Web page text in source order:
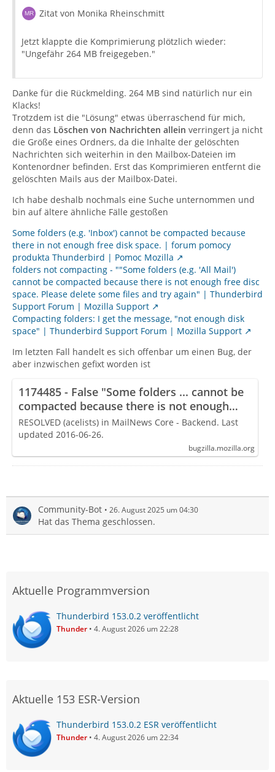
Zitat von Monika Rheinschmitt
Jetzt klappte die Komprimierung plötzlich wieder:
"Ungefähr 264 MB freigegeben."
Danke für die Rückmelding. 264 MB sind natürlich nur ein
Klacks!
Trotzdem ist die "Lösung" etwas überraschend für mich,
denn das Löschen von Nachrichten allein verringert ja nicht
die Größe eines Ordners, da die Inhalte der gelöschten
Nachrichten sich weiterhin in den Mailbox-Dateien im
Kontenordner befinden. Erst das Komprimieren entfernt die
gelöschten Mails aus der Mailbox-Datei.
Ich habe deshalb nochmals eine Suche unternommen und
bin auf ältere ähnliche Fälle gestoßen
Some folders (e.g. 'Inbox') cannot be compacted because
there in not enough free disk space. | forum pomocy
produkta Thunderbird | Pomoc Mozilla
folders not compacting - ""Some folders (e.g. 'All Mail')
cannot be compacted because there is not enough free disc
space. Please delete some files and try again" | Thunderbird
Support Forum | Mozilla Support
Compacting folders: I get the message, "not enough disk
space" | Thunderbird Support Forum | Mozilla Support
Im letzten Fall handelt es sich offenbar um einen Bug, der
aber inzwischen gefixt worden ist
1174485 - False "Some folders ... cannot be
compacted because there is not enough
free disk space."
RESOLVED (acelists) in MailNews Core - Backend. Last
updated 2016-06-26.
bugzilla.mozilla.org
Community-Bot 26. August 2025 um 04:30
Hat das Thema geschlossen.
Aktuelle Programmversion
Thunderbird 153.0.2 veröffentlicht
Thunder 4. August 2026 um 22:28
Aktuelle 153 ESR-Version
Thunderbird 153.0.2 ESR veröffentlicht
Thunder 4. August 2026 um 22:34